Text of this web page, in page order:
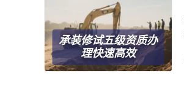
承装修试五级资质办
理快速高效